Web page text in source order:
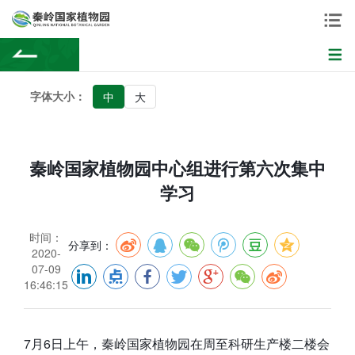
字体大小： 中 大
秦岭国家植物园中心组进行第六次集中
学习
时间：
2020-
07-09
16:46:15
分享到：
7月6日上午，秦岭国家植物园在周至科研生产楼二楼会